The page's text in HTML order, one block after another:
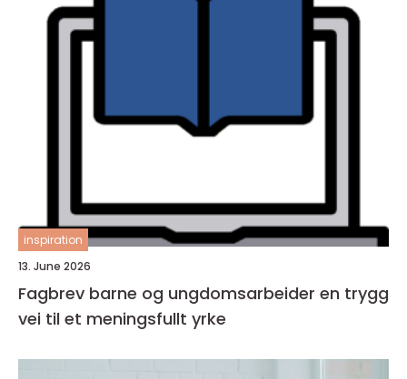
inspiration
13. June 2026
Fagbrev barne og ungdomsarbeider en trygg
vei til et meningsfullt yrke